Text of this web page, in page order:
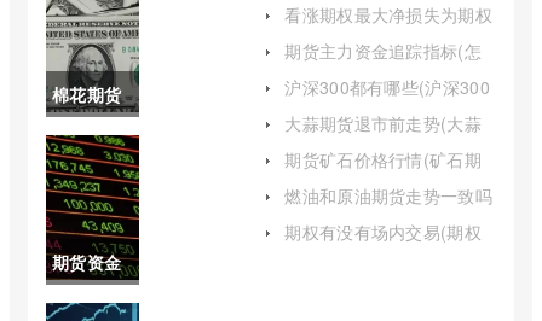
棉花期货
走势图最
新(美国棉
花期货走
势图)
期货资金
成本怎么
240508)
看涨期权最大净损失为期权
行价格的关系)
期货主力资金追踪指标(怎
金)
沪深300都有哪些(沪深300
大蒜期货退市前走势(大蒜
期货矿石价格行情(矿石期
燃油和原油期货走势一致吗
期权有没有场内交易(期权